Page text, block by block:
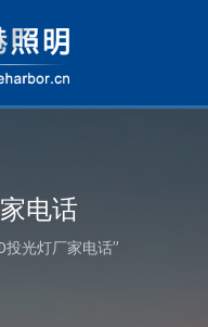
电话
投光灯厂家电话”